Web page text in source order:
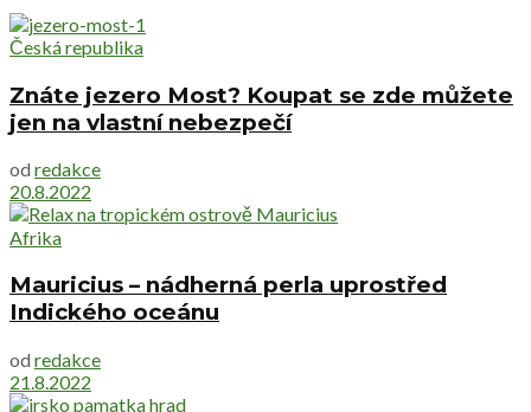
Česká republika
Znáte jezero Most? Koupat se zde můžete
jen na vlastní nebezpečí
od redakce
20.8.2022
Afrika
Mauricius – nádherná perla uprostřed
Indického oceánu
od redakce
21.8.2022